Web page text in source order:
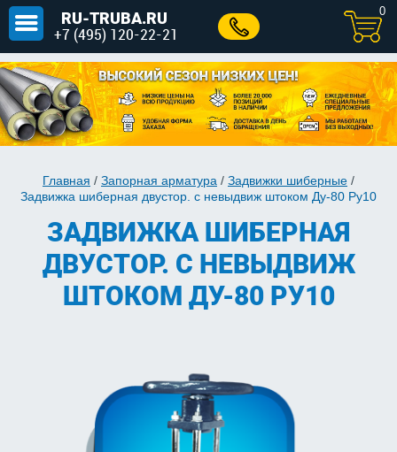
RU-TRUBA.RU
+7 (495) 120-22-21
0
Главная / Запорная арматура / Задвижки шиберные /
Задвижка шиберная двустор. с невыдвиж штоком Ду-80 Ру10
ЗАДВИЖКА ШИБЕРНАЯ
ДВУСТОР. С НЕВЫДВИЖ
ШТОКОМ ДУ-80 РУ10